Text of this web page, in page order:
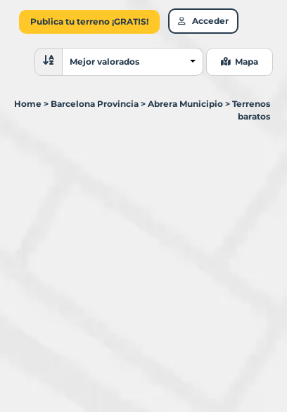
Publica tu terreno ¡GRATIS! Acceder
Ordenar resultados
Mejor valorados Mapa
Home > Barcelona Provincia > Abrera Municipio > Terrenos
baratos